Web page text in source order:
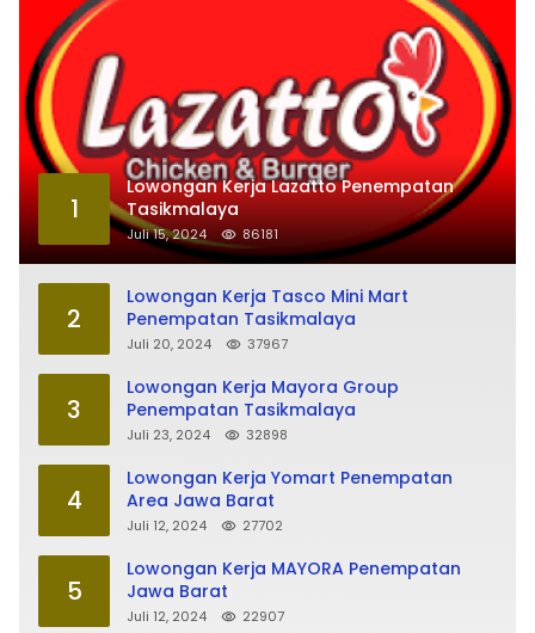
1
Lowongan Kerja Lazatto Penempatan
Tasikmalaya
Juli 15, 2024 86181
2
Lowongan Kerja Tasco Mini Mart
Penempatan Tasikmalaya
Juli 20, 2024 37967
3
Lowongan Kerja Mayora Group
Penempatan Tasikmalaya
Juli 23, 2024 32898
4
Lowongan Kerja Yomart Penempatan
Area Jawa Barat
Juli 12, 2024 27702
5
Lowongan Kerja MAYORA Penempatan
Jawa Barat
Juli 12, 2024 22907